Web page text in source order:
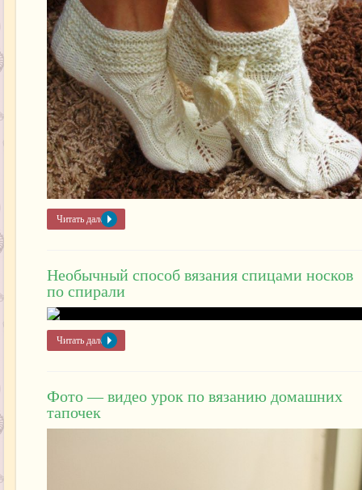
Читать далее »
Необычный способ вязания спицами носков
по спирали
Читать далее »
Фото — видео урок по вязанию домашних
тапочек